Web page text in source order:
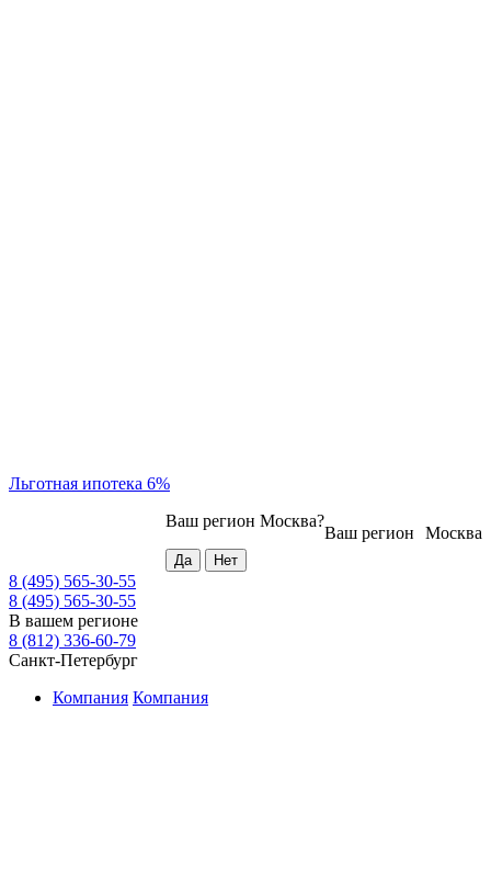
Льготная ипотека 6%
Москва
Ваш регион
Ваш регион Москва?
8 (495) 565-30-55
8 (495) 565-30-55
В вашем регионе
8 (812) 336-60-79
Санкт-Петербург
Компания Компания